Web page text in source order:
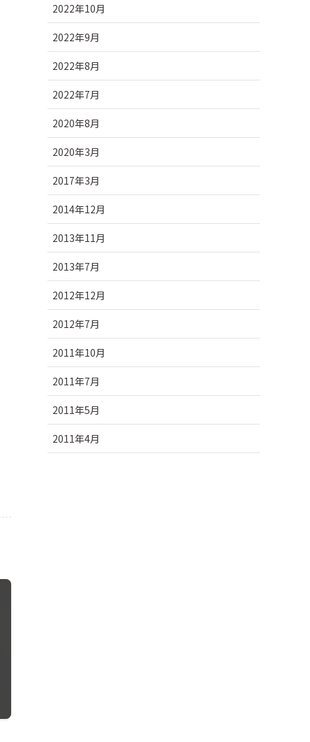
2022年10月
2022年9月
2022年8月
2022年7月
2020年8月
2020年3月
2017年3月
2014年12月
2013年11月
2013年7月
2012年12月
2012年7月
2011年10月
2011年7月
2011年5月
2011年4月